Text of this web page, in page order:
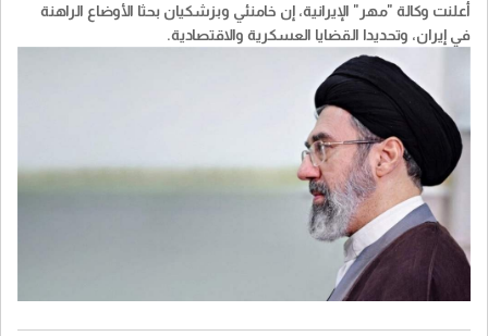
أعلنت وكالة "مهر" الإيرانية، إن خامنئي وبزشكيان بحثا الأوضاع الراهنة
في إيران، وتحديدا القضايا العسكرية والاقتصادية.